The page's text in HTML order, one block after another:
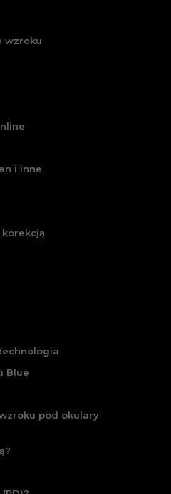
wzroku
i inne
korekcją
Blue
pod okulary